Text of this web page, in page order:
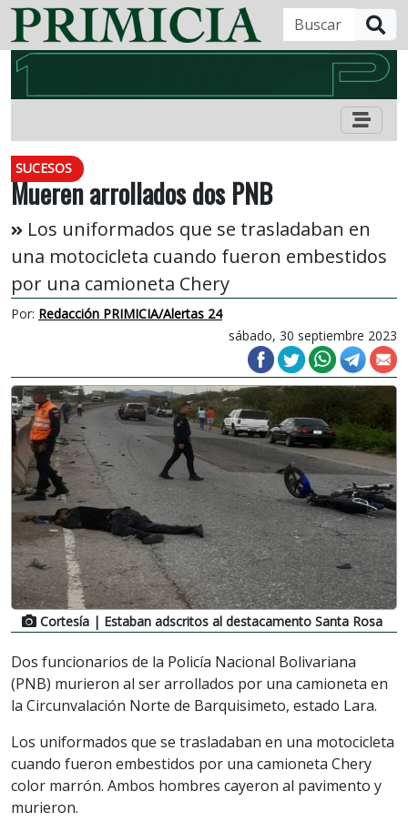
SUCESOS
Mueren arrollados dos PNB
Los uniformados que se trasladaban en
una motocicleta cuando fueron embestidos
por una camioneta Chery
Por: Redacción PRIMICIA/Alertas 24
sábado, 30 septiembre 2023
Cortesía | Estaban adscritos al destacamento Santa Rosa
Dos funcionarios de la Policía Nacional Bolivariana
(PNB) murieron al ser arrollados por una camioneta en
la Circunvalación Norte de Barquisimeto, estado Lara.
Los uniformados que se trasladaban en una motocicleta
cuando fueron embestidos por una camioneta Chery
color marrón. Ambos hombres cayeron al pavimento y
murieron.